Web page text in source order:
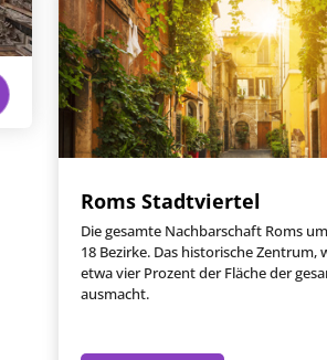
Roms Stadtviertel
Die gesamte Nachbarschaft Roms
18 Bezirke. Das historische Zentrum,
etwa vier Prozent der Fläche der
ausmacht.